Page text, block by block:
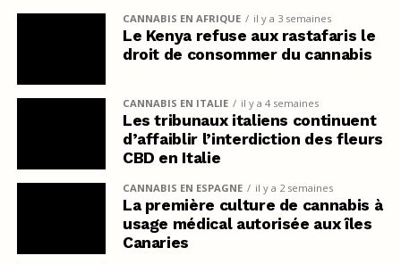
CANNABIS EN AFRIQUE il y a 3 semaines
Le Kenya refuse aux rastafaris le
droit de consommer du cannabis
CANNABIS EN ITALIE il y a 4 semaines
Les tribunaux italiens continuent
d’affaiblir l’interdiction des fleurs
CBD en Italie
CANNABIS EN ESPAGNE il y a 2 semaines
La première culture de cannabis à
usage médical autorisée aux îles
Canaries